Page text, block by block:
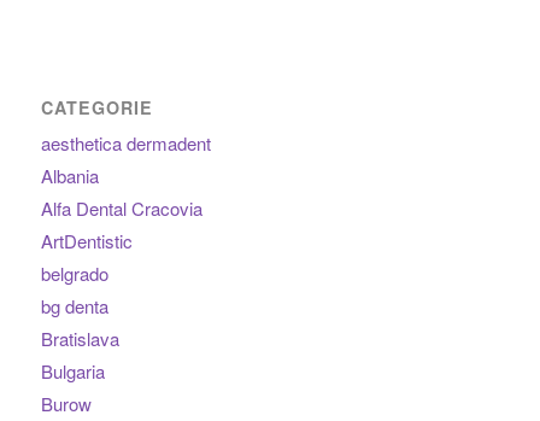
CATEGORIE
aesthetica dermadent
Albania
Alfa Dental Cracovia
ArtDentistic
belgrado
bg denta
Bratislava
Bulgaria
Burow